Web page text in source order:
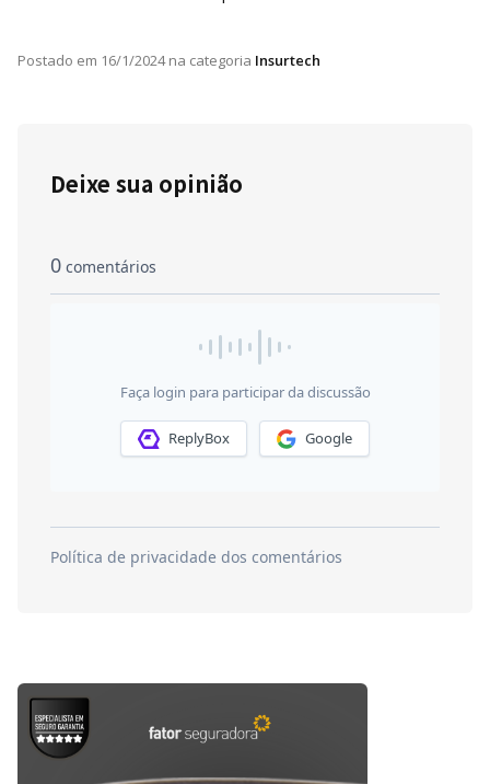
Postado em 16/1/2024na categoria Insurtech
Deixe sua opinião